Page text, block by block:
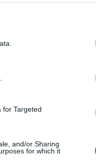
for Targeted
and/or Sharing
for which it
las